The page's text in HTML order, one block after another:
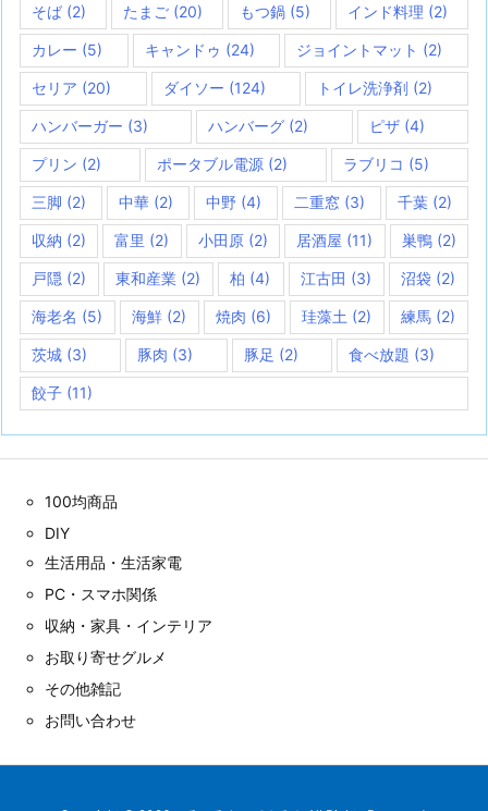
そば (2) たまご (20) もつ鍋 (5) インド料理 (2)
カレー (5) キャンドゥ (24) ジョイントマット (2)
セリア (20) ダイソー (124) トイレ洗浄剤 (2)
ハンバーガー (3) ハンバーグ (2) ピザ(4)
プリン (2) ポータブル電源 (2) ラブリコ (5)
三脚 (2) 中華 (2) 中野 (4) 二重窓 (3) 千葉 (2)
収納 (2) 富里 (2) 小田原(2) 居酒屋 (11) 巣鴨(2)
戸隠 (2) 東和産業 (2) 柏 (4) 江古田 (3) 沼袋(2)
海老名 (5) 海鮮 (2) 焼肉 (6) 珪藻土 (2) 練馬(2)
茨城 (3) 豚肉 (3) 豚足 (2) 食べ放題 (3)
餃子 (11)
100均商品
DIY
生活用品・生活家電
PC・スマホ関係
収納・家具・インテリア
お取り寄せグルメ
その他雑記
お問い合わせ